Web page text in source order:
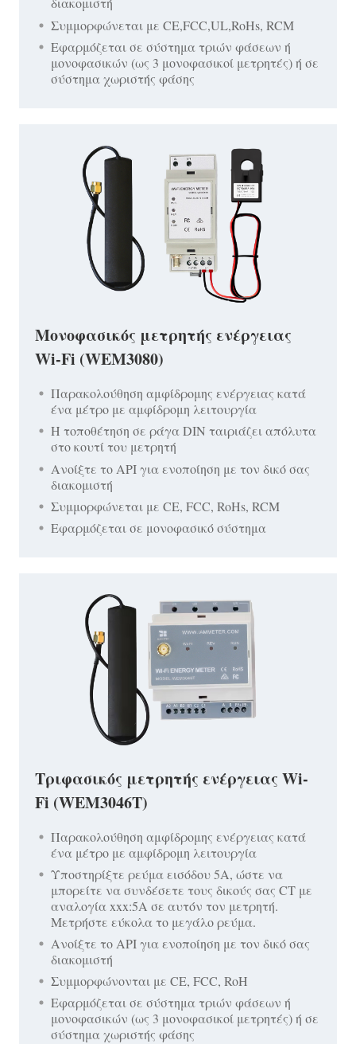
Συμμορφώνεται με CE,FCC,UL,RoHs, RCM
Εφαρμόζεται σε σύστημα τριών φάσεων ή
μονοφασικών (ως 3 μονοφασικοί μετρητές) ή σε
σύστημα χωριστής φάσης
Μονοφασικός μετρητής ενέργειας
Wi-Fi (WEM3080)
Παρακολούθηση αμφίδρομης ενέργειας κατά
ένα μέτρο με αμφίδρομη λειτουργία
Η τοποθέτηση σε ράγα DIN ταιριάζει απόλυτα
στο κουτί του μετρητή
Ανοίξτε το API για ενοποίηση με τον δικό σας
διακομιστή
Συμμορφώνεται με CE, FCC, RoHs, RCM
Εφαρμόζεται σε μονοφασικό σύστημα
Τριφασικός μετρητής ενέργειας Wi-
Fi (WEM3046T)
Παρακολούθηση αμφίδρομης ενέργειας κατά
ένα μέτρο με αμφίδρομη λειτουργία
Υποστηρίξτε ρεύμα εισόδου 5A, ώστε να
μπορείτε να συνδέσετε τους δικούς σας CT με
αναλογία xxx:5A σε αυτόν τον μετρητή.
Μετρήστε εύκολα το μεγάλο ρεύμα.
Ανοίξτε το API για ενοποίηση με τον δικό σας
διακομιστή
Συμμορφώνονται με CE, FCC, RoH
Εφαρμόζεται σε σύστημα τριών φάσεων ή
μονοφασικών (ως 3 μονοφασικοί μετρητές) ή σε
σύστημα χωριστής φάσης